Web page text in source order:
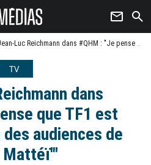
newsletter search
Luc Reichmann dans #QHM : "Je pense que TF1 est très heureuse des audiences de 'Léo Mattéï'"
TV
dans
que TF1 est
audiences de
Mattéï'"